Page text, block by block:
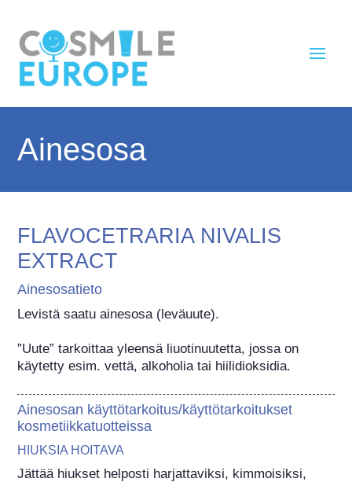
Ainesosa
FLAVOCETRARIA NIVALIS
EXTRACT
Ainesosatieto
Levistä saatu ainesosa (leväuute).
”Uute” tarkoittaa yleensä liuotinuutetta, jossa on
käytetty esim. vettä, alkoholia tai hiilidioksidia.
Ainesosan käyttötarkoitus/käyttötarkoitukset
kosmetiikkatuotteissa
HIUKSIA HOITAVA
Jättää hiukset helposti harjattaviksi, kimmoisiksi,